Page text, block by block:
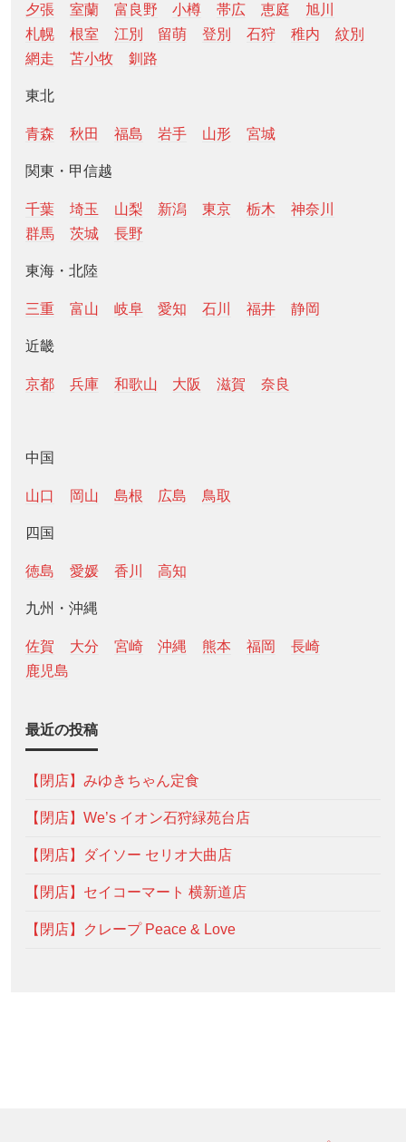
夕張
室蘭 富良野 小樽 帯広 恵庭
旭川
札幌
根室 江別 留萌 登別 石狩 稚内
紋別
網走
苫小牧 釧路
東北
青森 秋田 福島 岩手 山形 宮城
関東・甲信越
千葉 埼玉 山梨 新潟 東京 栃木
神奈川
群馬
茨城 長野
東海・北陸
三重 富山 岐阜 愛知 石川 福井 静岡
近畿
京都 兵庫 和歌山 大阪 滋賀 奈良
中国
山口 岡山 島根 広島 鳥取
四国
徳島 愛媛 香川 高知
九州・沖縄
佐賀 大分 宮崎 沖縄 熊本 福岡
長崎
鹿児島
最近の投稿
【閉店】みゆきちゃん定食
【閉店】We’s イオン石狩緑苑台店
【閉店】ダイソー セリオ大曲店
【閉店】セイコーマート 横新道店
【閉店】クレープ Peace & Love